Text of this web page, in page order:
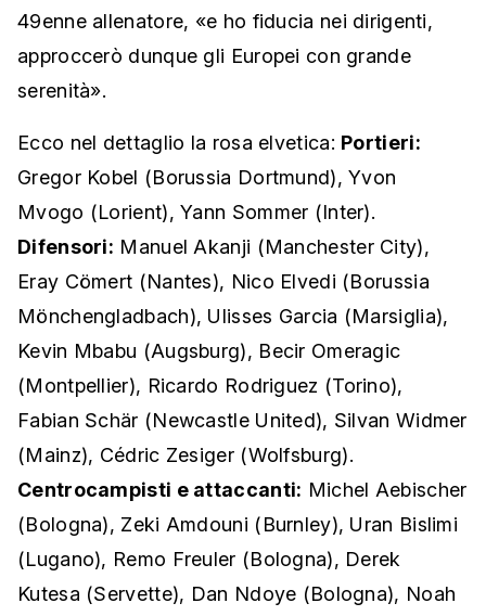
49enne allenatore, «e ho fiducia nei dirigenti,
approccerò dunque gli Europei con grande
serenità».
Ecco nel dettaglio la rosa elvetica: Portieri:
Gregor Kobel (Borussia Dortmund), Yvon
Mvogo (Lorient), Yann Sommer (Inter).
Difensori: Manuel Akanji (Manchester City),
Eray Cömert (Nantes), Nico Elvedi (Borussia
Mönchengladbach), Ulisses Garcia (Marsiglia),
Kevin Mbabu (Augsburg), Becir Omeragic
(Montpellier), Ricardo Rodriguez (Torino),
Fabian Schär (Newcastle United), Silvan Widmer
(Mainz), Cédric Zesiger (Wolfsburg).
Centrocampisti e attaccanti: Michel Aebischer
(Bologna), Zeki Amdouni (Burnley), Uran Bislimi
(Lugano), Remo Freuler (Bologna), Derek
Kutesa (Servette), Dan Ndoye (Bologna), Noah